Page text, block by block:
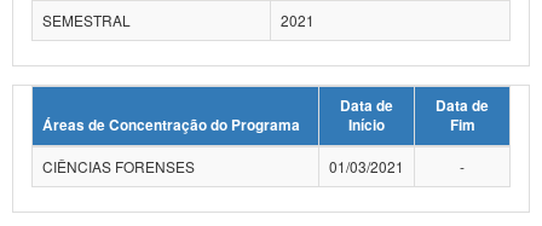
SEMESTRAL
2021
Áreas de Concentração do Programa
Data de
Início
Data de
Fim
CIÊNCIAS FORENSES
01/03/2021 -